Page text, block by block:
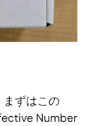
まずはこの
Number